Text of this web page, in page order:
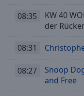
08:35
KW 40
der
08:31
08:27
Snoop
and Free